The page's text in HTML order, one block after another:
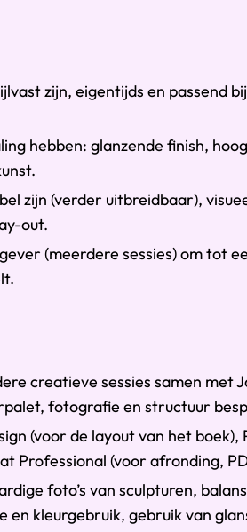
zijn, eigentijds en passend
hebben: glanzende finish,
zijn (verder uitbreidbaar),
out.
(meerdere sessies) om tot
creatieve sessies samen met
fotografie en structuur
(voor de layout van het boek),
Professional (voor afronding,
foto’s van sculpturen,
kleurgebruik, gebruik van